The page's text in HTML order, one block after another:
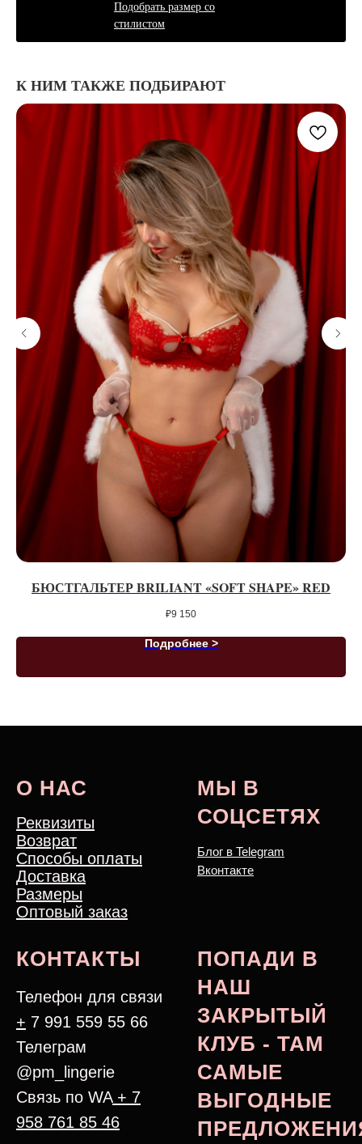
Подобрать размер со
стилистом
К НИМ ТАКЖЕ ПОДБИРАЮТ
БЮСТГАЛЬТЕР BRILIANT «SOFT SHAPE» RED
₽9 150
Подробнее >
О НАС
Реквизиты
Возврат
Способы оплаты
Доставка
Размеры
Оптовый заказ
МЫ В
СОЦСЕТЯХ
Блог в Telegram
Вконтакте
КОНТАКТЫ
Телефон для связи
+ 7 991 559 55 66
Телеграм
@pm_lingerie
Связь по WA+ 7
958 761 85 46
ПОПАДИ В
НАШ
ЗАКРЫТЫЙ
КЛУБ - ТАМ
САМЫЕ
ВЫГОДНЫЕ